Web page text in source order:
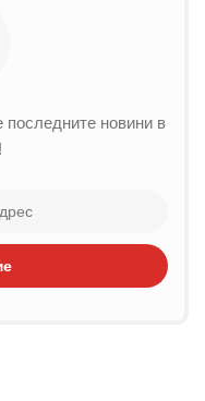
последните новини в